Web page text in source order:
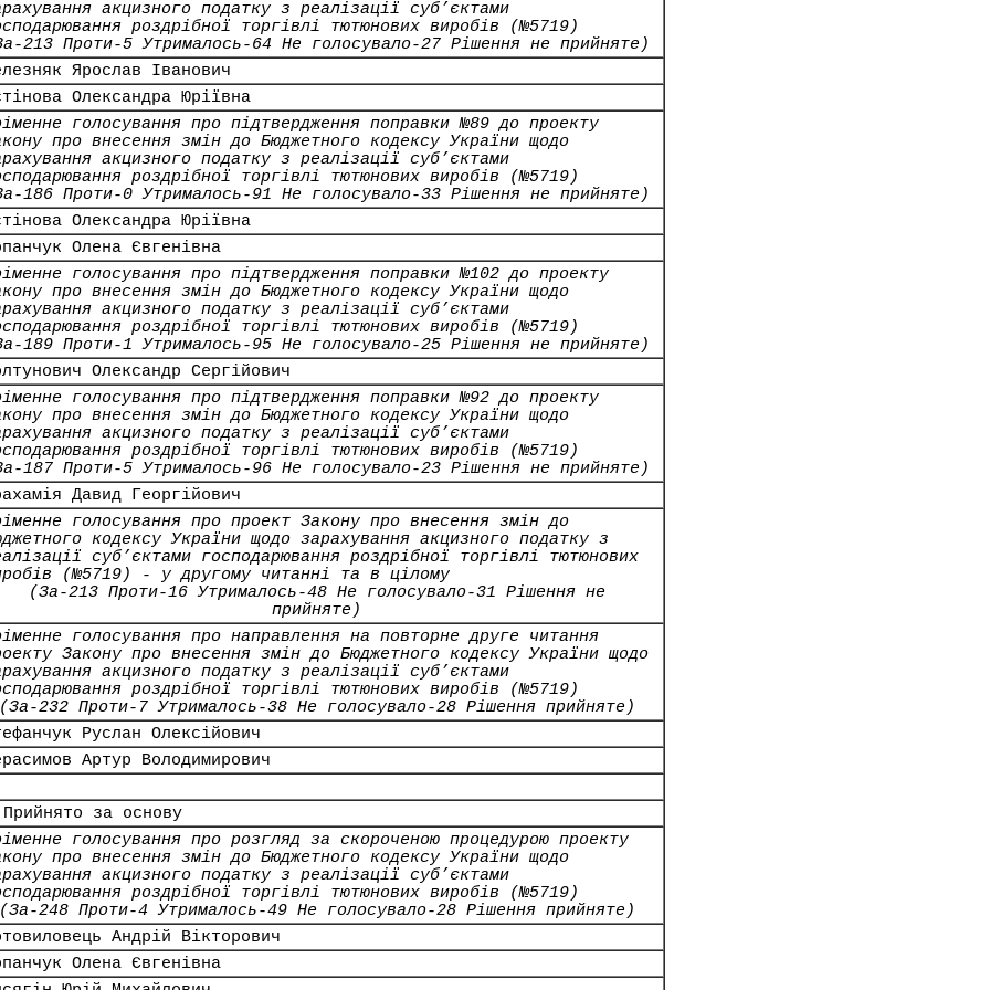
акцизного податку з реалізації суб’єктами
роздрібної торгівлі тютюнових виробів (№5719)
213 Проти-5 Утрималось-64 Не голосувало-27 Рішення не прийняте)
Ярослав Іванович
Олександра Юріївна
голосування про підтвердження поправки №89 до проекту
про внесення змін до Бюджетного кодексу України щодо
акцизного податку з реалізації суб’єктами
роздрібної торгівлі тютюнових виробів (№5719)
186 Проти-0 Утрималось-91 Не голосувало-33 Рішення не прийняте)
Олександра Юріївна
Олена Євгенівна
голосування про підтвердження поправки №102 до проекту
про внесення змін до Бюджетного кодексу України щодо
акцизного податку з реалізації суб’єктами
роздрібної торгівлі тютюнових виробів (№5719)
189 Проти-1 Утрималось-95 Не голосувало-25 Рішення не прийняте)
Олександр Сергійович
голосування про підтвердження поправки №92 до проекту
про внесення змін до Бюджетного кодексу України щодо
акцизного податку з реалізації суб’єктами
роздрібної торгівлі тютюнових виробів (№5719)
187 Проти-5 Утрималось-96 Не голосувало-23 Рішення не прийняте)
Давид Георгійович
голосування про проект Закону про внесення змін до
кодексу України щодо зарахування акцизного податку з
суб’єктами господарювання роздрібної торгівлі тютюнових
(№5719) - у другому читанні та в цілому
(За-213 Проти-16 Утрималось-48 Не голосувало-31 Рішення не
прийняте)
голосування про направлення на повторне друге читання
Закону про внесення змін до Бюджетного кодексу України щодо
акцизного податку з реалізації суб’єктами
роздрібної торгівлі тютюнових виробів (№5719)
232 Проти-7 Утрималось-38 Не голосувало-28 Рішення прийняте)
Руслан Олексійович
Артур Володимирович
за основу
голосування про розгляд за скороченою процедурою проекту
про внесення змін до Бюджетного кодексу України щодо
акцизного податку з реалізації суб’єктами
роздрібної торгівлі тютюнових виробів (№5719)
248 Проти-4 Утрималось-49 Не голосувало-28 Рішення прийняте)
Андрій Вікторович
Олена Євгенівна